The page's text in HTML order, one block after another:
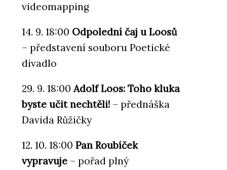
videomapping
14. 9. 18:00 Odpolední čaj u Loosů
– představení souboru Poetické
divadlo
29. 9. 18:00Adolf Loos: Toho kluka
byste učit nechtěli! – přednáška
Davida Růžičky
12. 10. 18:00 Pan Roubíček
vypravuje – pořad plný